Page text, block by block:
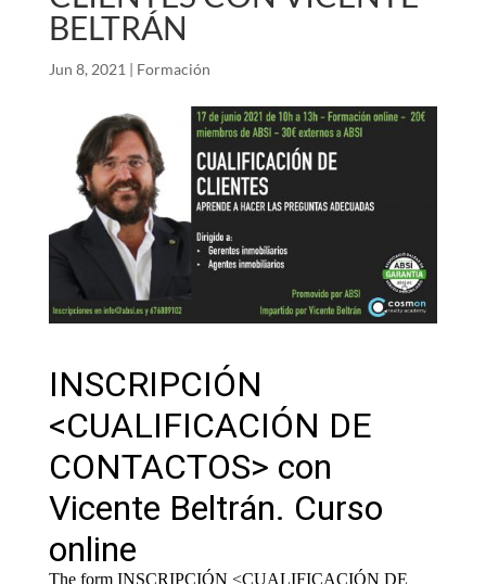
BELTRÁN
Jun 8, 2021 | Formación